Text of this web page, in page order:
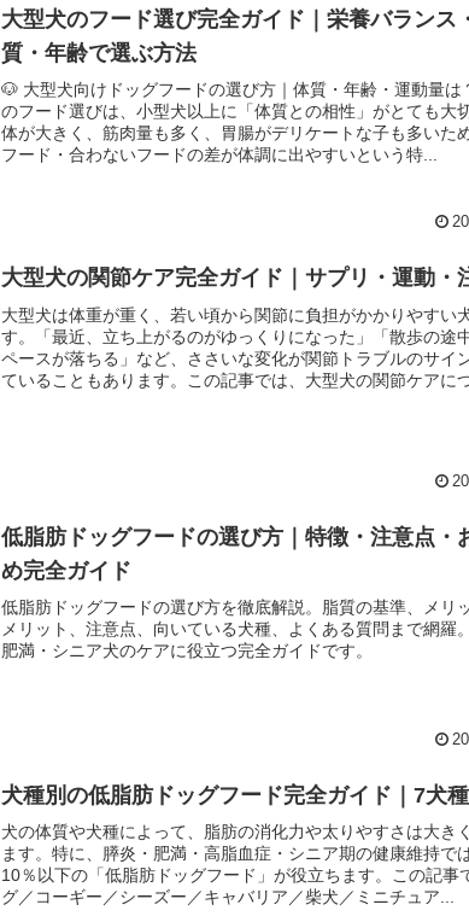
大型犬のフード選び完全ガイド｜栄養バランス
質・年齢で選ぶ方法
🐶 大型犬向けドッグフードの選び方｜体質・年齢・運動量は
のフード選びは、小型犬以上に「体質との相性」がとても大
体が大きく、筋肉量も多く、胃腸がデリケートな子も多いた
フード・合わないフードの差が体調に出やすいという特...
大型犬の関節ケア完全ガイド｜サプリ・運動・
大型犬は体重が重く、若い頃から関節に負担がかかりやすい
す。「最近、立ち上がるのがゆっくりになった」「散歩の途
ペースが落ちる」など、ささいな変化が関節トラブルのサイ
ていることもあります。この記事では、大型犬の関節ケアにつ
低脂肪ドッグフードの選び方｜特徴・注意点・
め完全ガイド
低脂肪ドッグフードの選び方を徹底解説。脂質の基準、メリ
メリット、注意点、向いている犬種、よくある質問まで網羅
肥満・シニア犬のケアに役立つ完全ガイドです。
犬種別の低脂肪ドッグフード完全ガイド｜7犬
犬の体質や犬種によって、脂肪の消化力や太りやすさは大き
ます。特に、膵炎・肥満・高脂血症・シニア期の健康維持で
10％以下の「低脂肪ドッグフード」が役立ちます。この記事
グ／コーギー／シーズー／キャバリア／柴犬／ミニチュア...